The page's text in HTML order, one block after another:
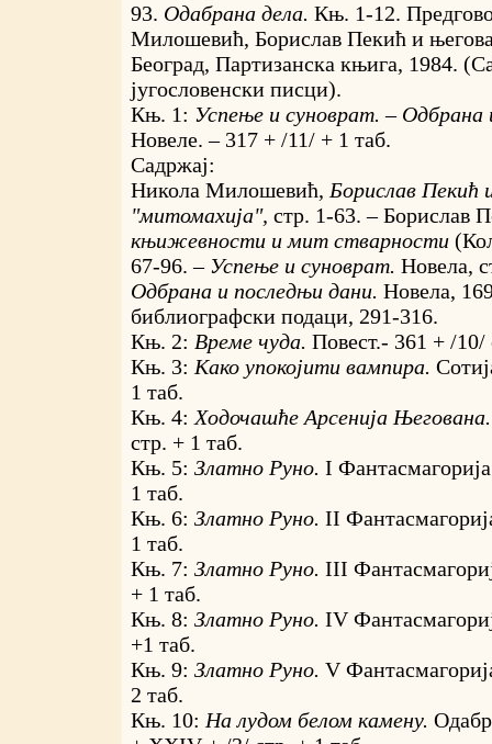
93. Одабрана дела. Књ. 1-12.
Милошевић, Борислав Пекић и
Београд, Партизанска књига, 1984.
југословенски писци).
Књ. 1: Успење и суноврат. – Одбрана
Новеле. – 317 + /11/ + 1 таб.
Садржај:
Никола Милошевић, Борислав Пекић
"митомахија", стр. 1-63. – Борислав
књижевности и мит стварности
67-96. – Успење и суноврат. Новела,
Одбрана и последњи дани. Новела,
библиографски подаци, 291-316.
Књ. 2: Време чуда. Повест.- 361 + /10/
Књ. 3: Како упокојити вампира.
1 таб.
Књ. 4: Ходочашће Арсенија
стр. + 1 таб.
Књ. 5: Златно Руно. I
1 таб.
Књ. 6: Златно Руно. II
1 таб.
Књ. 7: Златно Руно. III
+ 1 таб.
Књ. 8: Златно Руно. IV
+1 таб.
Књ. 9: Златно Руно. V
2 таб.
Књ. 10: На лудом белом камену.